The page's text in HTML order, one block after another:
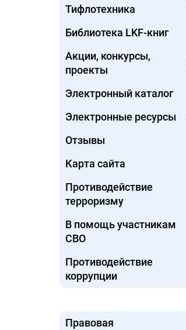
Тифлотехника
Библиотека LKF-книг
Акции, конкурсы,
проекты
Электронный каталог
Электронные ресурсы
Отзывы
Карта сайта
Противодействие
терроризму
В помощь участникам
СВО
Противодействие
коррупции
Правовая